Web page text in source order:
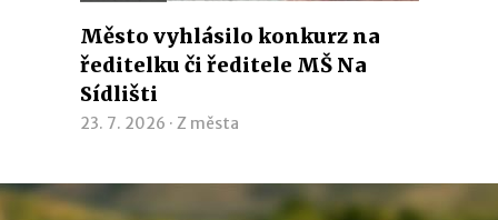
Město vyhlásilo konkurz na
ředitelku či ředitele MŠ Na
Sídlišti
23. 7. 2026 · Z města